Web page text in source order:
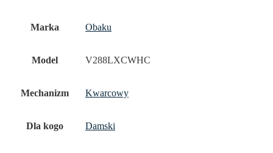
Marka Obaku
Model V288LXCWHC
Mechanizm Kwarcowy
Dla kogo Damski